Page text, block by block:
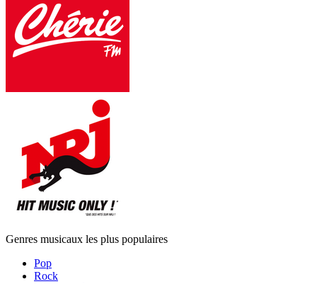
Genres musicaux les plus populaires
Pop
Rock